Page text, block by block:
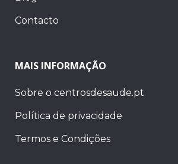
Contacto
MAIS INFORMAÇÃO
Sobre o centrosdesaude.pt
Política de privacidade
Termos e Condições